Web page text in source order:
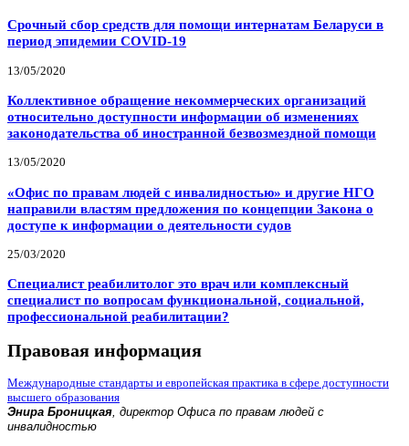
Срочный сбор средств для помощи интернатам Беларуси в
период эпидемии COVID-19
13/05/2020
Коллективное обращение некоммерческих организаций
относительно доступности информации об изменениях
законодательства об иностранной безвозмездной помощи
13/05/2020
«Офис по правам людей с инвалидностью» и другие НГО
направили властям предложения по концепции Закона о
доступе к информации о деятельности судов
25/03/2020
Специалист реабилитолог это врач или комплексный
специалист по вопросам функциональной, социальной,
профессиональной реабилитации?
Правовая информация
Международные стандарты и европейская практика в сфере доступности
высшего образования
Энира Броницкая, директор Офиса по правам людей с
инвалидностью